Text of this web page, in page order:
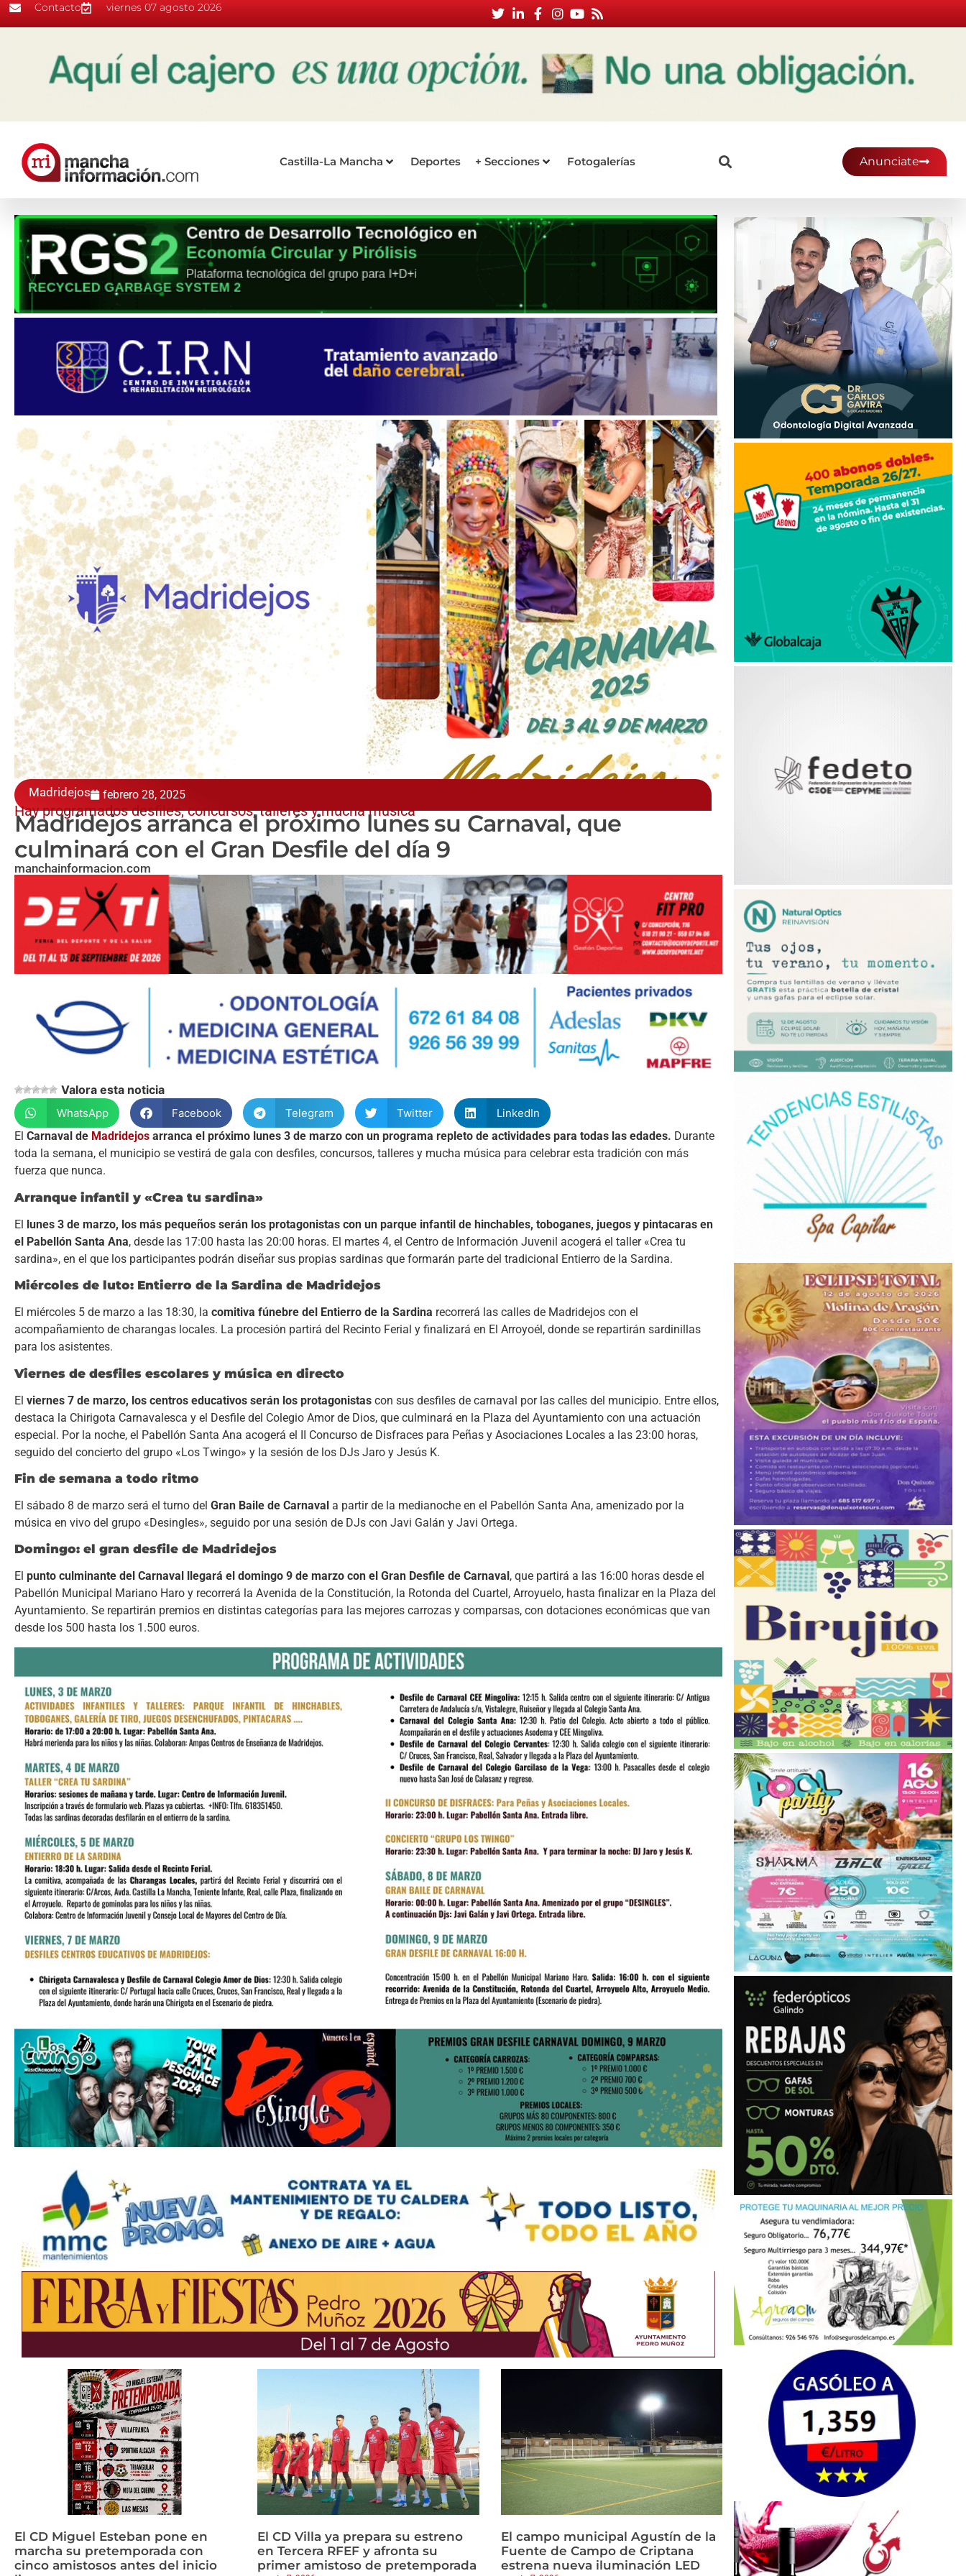
Contacto viernes 07 agosto 2026
Castilla-La Mancha Deportes + Secciones Fotogalerías Anunciate
Madridejos febrero 28, 2025
Hay programados desfiles, concursos, talleres y mucha música
Madridejos arranca el próximo lunes su Carnaval, que
culminará con el Gran Desfile del día 9
manchainformacion.com
Valora esta noticia
WhatsApp Facebook Telegram Twitter
LinkedIn
El Carnaval de Madridejos arranca el próximo lunes 3 de marzo con un programa repleto de actividades para todas las edades. Durante
toda la semana, el municipio se vestirá de gala con desfiles, concursos, talleres y mucha música para celebrar esta tradición con más
fuerza que nunca.
Arranque infantil y «Crea tu sardina»
El lunes 3 de marzo, los más pequeños serán los protagonistas con un parque infantil de hinchables, toboganes, juegos y pintacaras en
el Pabellón Santa Ana, desde las 17:00 hasta las 20:00 horas. El martes 4, el Centro de Información Juvenil acogerá el taller «Crea tu
sardina», en el que los participantes podrán diseñar sus propias sardinas que formarán parte del tradicional Entierro de la Sardina.
Miércoles de luto: Entierro de la Sardina de Madridejos
El miércoles 5 de marzo a las 18:30, la comitiva fúnebre del Entierro de la Sardina recorrerá las calles de Madridejos con el
acompañamiento de charangas locales. La procesión partirá del Recinto Ferial y finalizará en El Arroyoél, donde se repartirán sardinillas
para los asistentes.
Viernes de desfiles escolares y música en directo
El viernes 7 de marzo, los centros educativos serán los protagonistas con sus desfiles de carnaval por las calles del municipio. Entre ellos,
destaca la Chirigota Carnavalesca y el Desfile del Colegio Amor de Dios, que culminará en la Plaza del Ayuntamiento con una actuación
especial. Por la noche, el Pabellón Santa Ana acogerá el II Concurso de Disfraces para Peñas y Asociaciones Locales a las 23:00 horas,
seguido del concierto del grupo «Los Twingo» y la sesión de los DJs Jaro y Jesús K.
Fin de semana a todo ritmo
El sábado 8 de marzo será el turno del Gran Baile de Carnaval a partir de la medianoche en el Pabellón Santa Ana, amenizado por la
música en vivo del grupo «Desingles», seguido por una sesión de DJs con Javi Galán y Javi Ortega.
Domingo: el gran desfile de Madridejos
El punto culminante del Carnaval llegará el domingo 9 de marzo con el Gran Desfile de Carnaval , que partirá a las 16:00 horas desde el
Pabellón Municipal Mariano Haro y recorrerá la Avenida de la Constitución, la Rotonda del Cuartel, Arroyuelo, hasta finalizar en la Plaza del
Ayuntamiento. Se repartirán premios en distintas categorías para las mejores carrozas y comparsas, con dotaciones económicas que van
desde los 500 hasta los 1.500 euros.
El CD Miguel Esteban pone en
marcha su pretemporada con
cinco amistosos antes del inicio
El CD Villa ya prepara su estreno
en Tercera RFEF y afronta su
primer amistoso de pretemporada
El campo municipal Agustín de la
Fuente de Campo de Criptana
estrena nueva iluminación LED